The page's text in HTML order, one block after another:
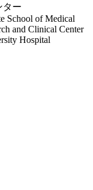
ター
School of Medical
and Clinical Center
Hospital